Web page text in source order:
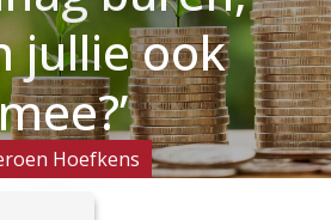
jullie ook
Hoefkens